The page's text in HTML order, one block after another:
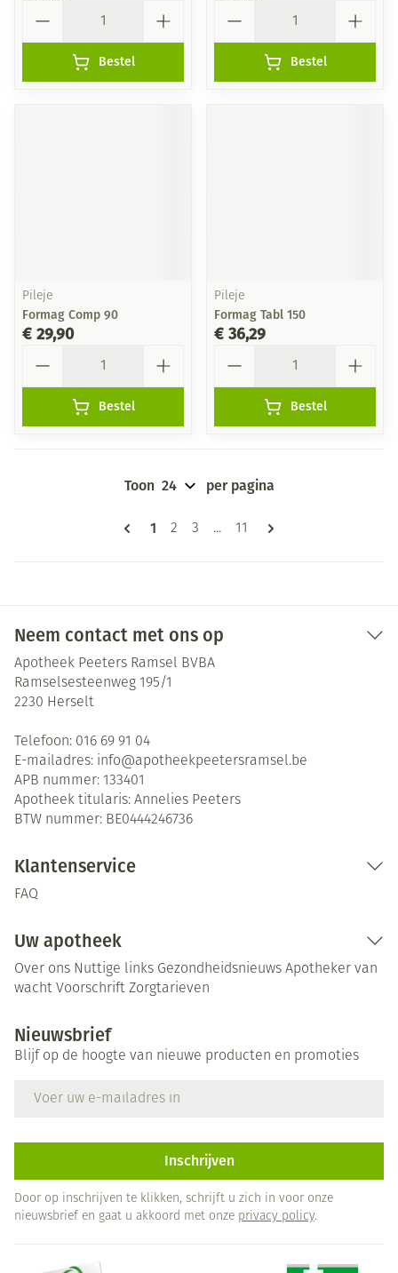
Bestel Bestel
Pileje
Formag Comp 90
€ 29,90
Bestel
Pileje
Formag Tabl 150
€ 36,29
Bestel
Pagina's
U lees momenteel pagina
1 Pagina
2 Pagina
3 ... Pagina
11
Toon per pagina
Neem contact met ons op
Apotheek Peeters Ramsel BVBA
Ramselsesteenweg 195/1
2230 Herselt
Telefoon: 016 69 91 04
E-mailadres: info@apotheekpeetersramsel.be
APB nummer: 133401
Apotheek titularis: Annelies Peeters
BTW nummer: BE0444246736
Klantenservice
FAQ
Uw apotheek
Over ons Nuttige links Gezondheidsnieuws Apotheker van
wacht Voorschrift Zorgtarieven
Nieuwsbrief
Blijf op de hoogte van nieuwe producten en promoties
Inschrijven
Door op inschrijven te klikken, schrijft u zich in voor onze
nieuwsbrief en gaat u akkoord met onze privacy policy.